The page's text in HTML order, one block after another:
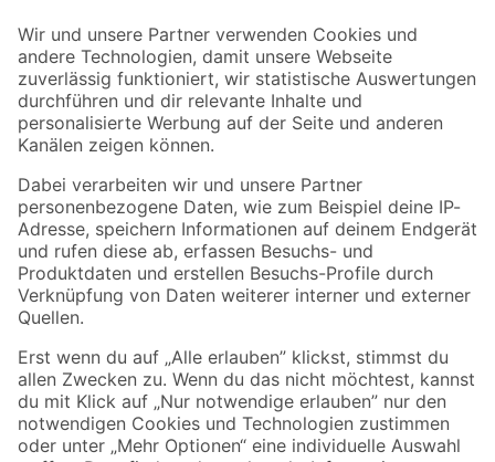
Der toom Newsletter: Keine Angebote und Aktionen mehr verpassen!
Zur Newsletter Anmeldung
Folge uns
Zahlungsarten Versandarten
Sicher einkaufen
Jetzt die toom-App herunterladen